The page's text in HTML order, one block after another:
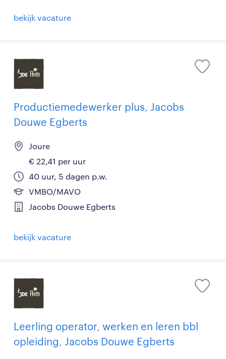
bekijk vacature
Productiemedewerker plus, Jacobs
Douwe Egberts
Joure
€ 22,41 per uur
40 uur, 5 dagen p.w.
VMBO/MAVO
Jacobs Douwe Egberts
bekijk vacature
Leerling operator, werken en leren bbl
opleiding, Jacobs Douwe Egberts